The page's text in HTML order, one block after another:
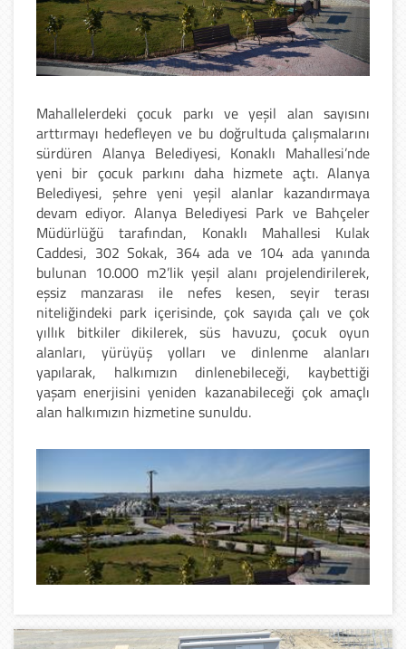
Mahallelerdeki çocuk parkı ve yeşil alan sayısını
arttırmayı hedefleyen ve bu doğrultuda çalışmalarını
sürdüren Alanya Belediyesi, Konaklı Mahallesi’nde
yeni bir çocuk parkını daha hizmete açtı. Alanya
Belediyesi, şehre yeni yeşil alanlar kazandırmaya
devam ediyor. Alanya Belediyesi Park ve Bahçeler
Müdürlüğü tarafından, Konaklı Mahallesi Kulak
Caddesi, 302 Sokak, 364 ada ve 104 ada yanında
bulunan 10.000 m2’lik yeşil alanı projelendirilerek,
eşsiz manzarası ile nefes kesen, seyir terası
niteliğindeki park içerisinde, çok sayıda çalı ve çok
yıllık bitkiler dikilerek, süs havuzu, çocuk oyun
alanları, yürüyüş yolları ve dinlenme alanları
yapılarak, halkımızın dinlenebileceği, kaybettiği
yaşam enerjisini yeniden kazanabileceği çok amaçlı
alan halkımızın hizmetine sunuldu.